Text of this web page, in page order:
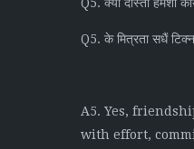
Q5. के मित्रता सधैं
A5. Yes,
with effort,